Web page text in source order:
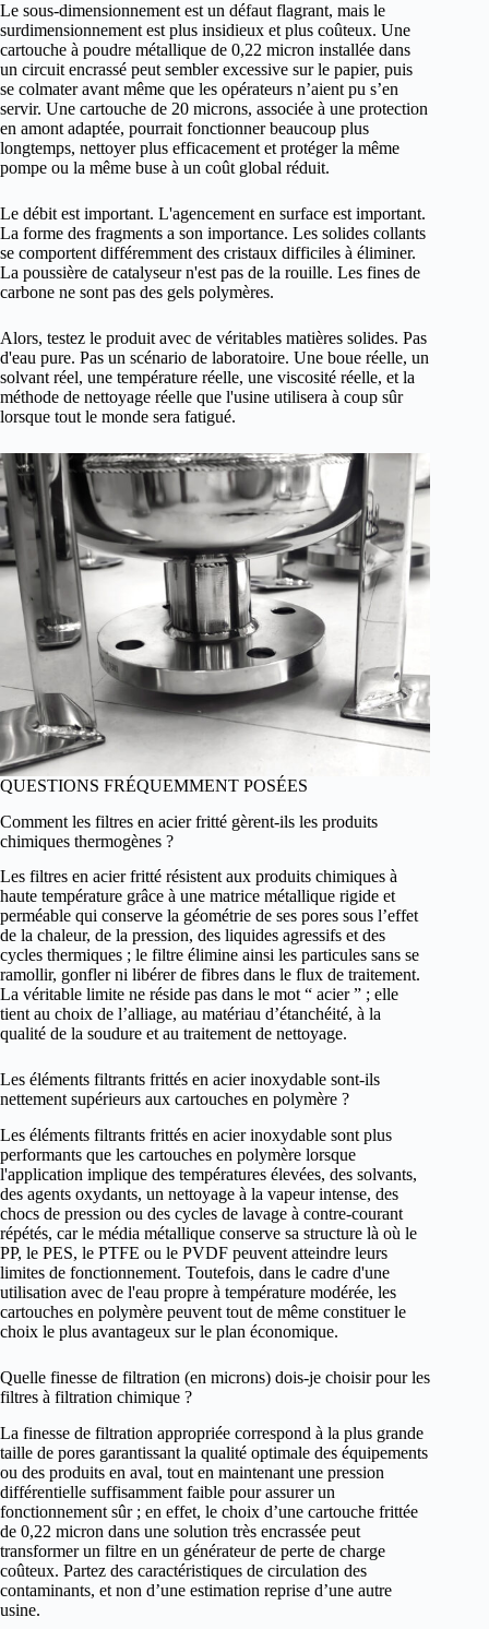
Le sous-dimensionnement est un défaut flagrant, mais le
surdimensionnement est plus insidieux et plus coûteux. Une
cartouche à poudre métallique de 0,22 micron installée dans
un circuit encrassé peut sembler excessive sur le papier, puis
se colmater avant même que les opérateurs n’aient pu s’en
servir. Une cartouche de 20 microns, associée à une protection
en amont adaptée, pourrait fonctionner beaucoup plus
longtemps, nettoyer plus efficacement et protéger la même
pompe ou la même buse à un coût global réduit.
Le débit est important. L'agencement en surface est important.
La forme des fragments a son importance. Les solides collants
se comportent différemment des cristaux difficiles à éliminer.
La poussière de catalyseur n'est pas de la rouille. Les fines de
carbone ne sont pas des gels polymères.
Alors, testez le produit avec de véritables matières solides. Pas
d'eau pure. Pas un scénario de laboratoire. Une boue réelle, un
solvant réel, une température réelle, une viscosité réelle, et la
méthode de nettoyage réelle que l'usine utilisera à coup sûr
lorsque tout le monde sera fatigué.
QUESTIONS FRÉQUEMMENT POSÉES
Comment les filtres en acier fritté gèrent-ils les produits
chimiques thermogènes ?
Les filtres en acier fritté résistent aux produits chimiques à
haute température grâce à une matrice métallique rigide et
perméable qui conserve la géométrie de ses pores sous l’effet
de la chaleur, de la pression, des liquides agressifs et des
cycles thermiques ; le filtre élimine ainsi les particules sans se
ramollir, gonfler ni libérer de fibres dans le flux de traitement.
La véritable limite ne réside pas dans le mot “ acier ” ; elle
tient au choix de l’alliage, au matériau d’étanchéité, à la
qualité de la soudure et au traitement de nettoyage.
Les éléments filtrants frittés en acier inoxydable sont-ils
nettement supérieurs aux cartouches en polymère ?
Les éléments filtrants frittés en acier inoxydable sont plus
performants que les cartouches en polymère lorsque
l'application implique des températures élevées, des solvants,
des agents oxydants, un nettoyage à la vapeur intense, des
chocs de pression ou des cycles de lavage à contre-courant
répétés, car le média métallique conserve sa structure là où le
PP, le PES, le PTFE ou le PVDF peuvent atteindre leurs
limites de fonctionnement. Toutefois, dans le cadre d'une
utilisation avec de l'eau propre à température modérée, les
cartouches en polymère peuvent tout de même constituer le
choix le plus avantageux sur le plan économique.
Quelle finesse de filtration (en microns) dois-je choisir pour les
filtres à filtration chimique ?
La finesse de filtration appropriée correspond à la plus grande
taille de pores garantissant la qualité optimale des équipements
ou des produits en aval, tout en maintenant une pression
différentielle suffisamment faible pour assurer un
fonctionnement sûr ; en effet, le choix d’une cartouche frittée
de 0,22 micron dans une solution très encrassée peut
transformer un filtre en un générateur de perte de charge
coûteux. Partez des caractéristiques de circulation des
contaminants, et non d’une estimation reprise d’une autre
usine.